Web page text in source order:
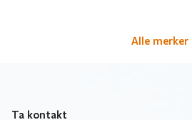
Alle merker
Ta kontakt